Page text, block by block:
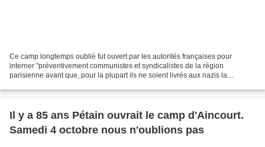
Ce camp longtemps oublié fut ouvert par les autorités françaises pour
interner "préventivement communistes et syndicalistes de la région
parisienne avant que, pour la plupart ils ne soient livrés aux nazis la
Il y a 85 ans Pétain ouvrait le camp d'Aincourt.
Samedi 4 octobre nous n'oublions pas